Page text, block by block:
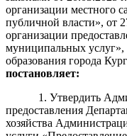
организации местного
публичной власти», от
организации
муниципальных
образования города
постановляет:
1. Утвердить
предоставления
хозяйства